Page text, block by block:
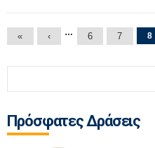
Σελίδες
« ‹ … 6 7 8
Πρόσφατες Δράσεις